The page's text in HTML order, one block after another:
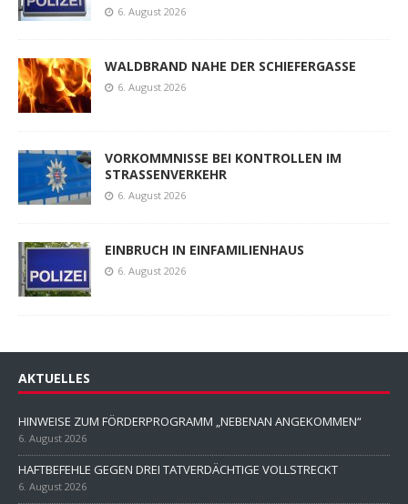
6. August 2026
WALDBRAND NAHE DER SCHIEFERGASSE
6. August 2026
VORKOMMNISSE BEI KONTROLLEN IM
STRASSENVERKEHR
6. August 2026
EINBRUCH IN EINFAMILIENHAUS
6. August 2026
AKTUELLES
HINWEISE ZUM FÖRDERPROGRAMM „NEBENAN ANGEKOMMEN“
6. August 2026
HAFTBEFEHLE GEGEN DREI TATVERDÄCHTIGE VOLLSTRECKT
6. August 2026